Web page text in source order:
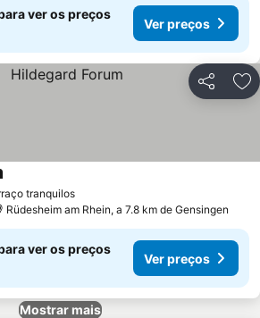
ver os preços
Ver preços
Partilhar
tranquilos
Rüdesheim am Rhein, a 7.8 km de Gensingen
ver os preços
Ver preços
Mostrar mais